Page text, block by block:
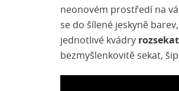
neonovém prostředí na
se do šílené jeskyně
jednotlivé kvádry
bezmyšlenkovitě sekat,